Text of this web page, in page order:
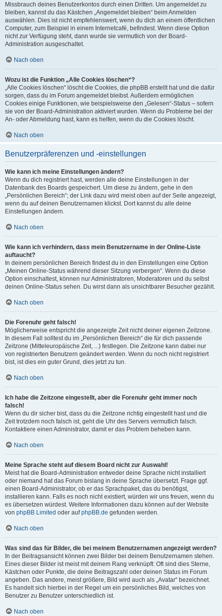
Missbrauch deines Benutzerkontos durch einen Dritten. Um angemeldet zu
bleiben, kannst du das Kästchen „Angemeldet bleiben“ beim Anmelden
auswählen. Dies ist nicht empfehlenswert, wenn du dich an einem öffentlichen
Computer, zum Beispiel in einem Internetcafé, befindest. Wenn diese Option
nicht zur Verfügung steht, dann wurde sie vermutlich von der Board-
Administration ausgeschaltet.
Nach oben
Wozu ist die Funktion „Alle Cookies löschen“?
„Alle Cookies löschen“ löscht die Cookies, die phpBB erstellt hat und die dafür
sorgen, dass du im Forum angemeldet bleibst. Außerdem ermöglichen
Cookies einige Funktionen, wie beispielsweise den „Gelesen“-Status – sofern
sie von der Board-Administration aktiviert wurden. Wenn du Probleme bei der
An- oder Abmeldung hast, kann es helfen, wenn du die Cookies löscht.
Nach oben
Benutzerpräferenzen und -einstellungen
Wie kann ich meine Einstellungen ändern?
Wenn du dich registriert hast, werden alle deine Einstellungen in der
Datenbank des Boards gespeichert. Um diese zu ändern, gehe in den
„Persönlichen Bereich“; der Link dazu wird meist oben auf der Seite angezeigt,
wenn du auf deinen Benutzernamen klickst. Dort kannst du alle deine
Einstellungen ändern.
Nach oben
Wie kann ich verhindern, dass mein Benutzername in der Online-Liste
auftaucht?
In deinem persönlichen Bereich findest du in den Einstellungen eine Option
„Meinen Online-Status während dieser Sitzung verbergen“. Wenn du diese
Option einschaltest, können nur Administratoren, Moderatoren und du selbst
deinen Online-Status sehen. Du wirst dann als unsichtbarer Besucher gezählt.
Nach oben
Die Forenuhr geht falsch!
Möglicherweise entspricht die angezeigte Zeit nicht deiner eigenen Zeitzone.
In diesem Fall solltest du im „Persönlichen Bereich“ die für dich passende
Zeitzone (Mitteleuropäische Zeit, ...) festlegen. Die Zeitzone kann dabei nur
von registrierten Benutzern geändert werden. Wenn du noch nicht registriert
bist, ist dies ein guter Grund, dies jetzt zu tun.
Nach oben
Ich habe die Zeitzone eingestellt, aber die Forenuhr geht immer noch
falsch!
Wenn du dir sicher bist, dass du die Zeitzone richtig eingestellt hast und die
Zeit trotzdem noch falsch ist, geht die Uhr des Servers vermutlich falsch.
Kontaktiere einen Administrator, damit er das Problem beheben kann.
Nach oben
Meine Sprache steht auf diesem Board nicht zur Auswahl!
Meist hat die Board-Administration entweder deine Sprache nicht installiert
oder niemand hat das Forum bislang in deine Sprache übersetzt. Frage ggf.
einen Board-Administrator, ob er das Sprachpaket, das du benötigst,
installieren kann. Falls es noch nicht existiert, würden wir uns freuen, wenn du
es übersetzen würdest. Weitere Informationen dazu können auf der Website
von phpBB Limited oder aufphpBB.de gefunden werden.
Nach oben
Was sind das für Bilder, die bei meinem Benutzernamen angezeigt werden?
In der Beitragsansicht können zwei Bilder bei deinem Benutzernamen stehen.
Eines dieser Bilder ist meist mit deinem Rang verknüpft: Oft sind dies Sterne,
Kästchen oder Punkte, die deine Beitragszahl oder deinen Status im Forum
angeben. Das andere, meist größere, Bild wird auch als „Avatar“ bezeichnet.
Es handelt sich hierbei in der Regel um ein persönliches Bild, welches von
Benutzer zu Benutzer unterschiedlich ist.
Nach oben